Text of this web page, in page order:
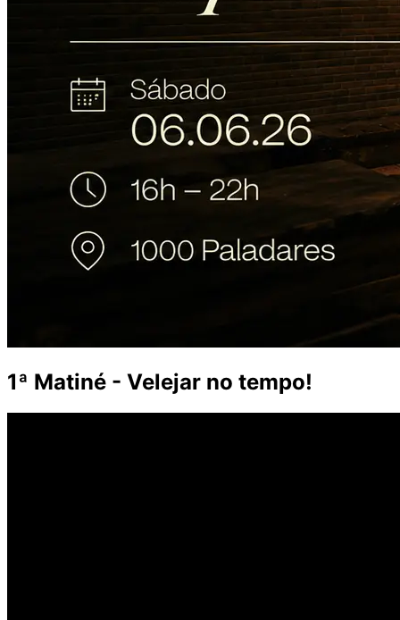
1ª Matiné - Velejar no tempo!